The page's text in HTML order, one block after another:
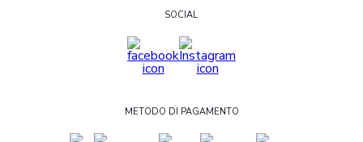
SOCIAL
METODO DI PAGAMENTO